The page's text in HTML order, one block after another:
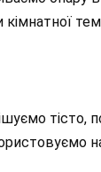
кімнатної
тісто,